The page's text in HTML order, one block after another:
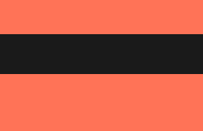
dengan Gergaji